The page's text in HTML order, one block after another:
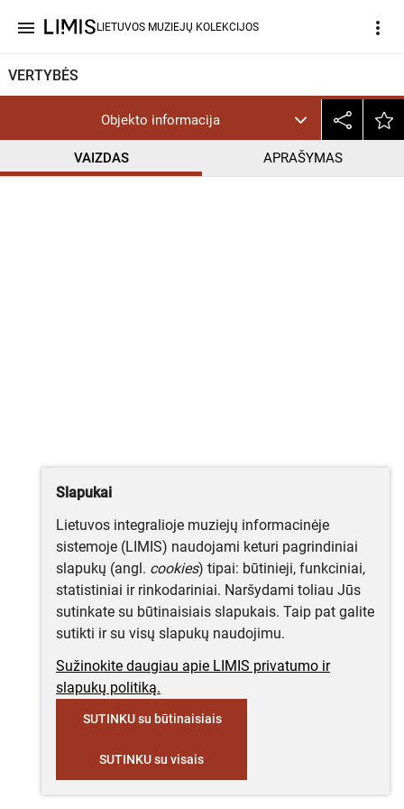
menu LIETUVOS MUZIEJŲ KOLEKCIJOS more_vert
VERTYBĖS
Objekto informacija
VAIZDAS APRAŠYMAS
Slapukai
Lietuvos integralioje muziejų informacinėje
sistemoje (LIMIS) naudojami keturi pagrindiniai
slapukų (angl. cookies) tipai: būtinieji, funkciniai,
statistiniai ir rinkodariniai. Naršydami toliau Jūs
sutinkate su būtinaisiais slapukais. Taip pat galite
sutikti ir su visų slapukų naudojimu.
Sužinokite daugiau apie LIMIS privatumo ir
slapukų politiką.
SUTINKU su būtinaisiais
SUTINKU su visais